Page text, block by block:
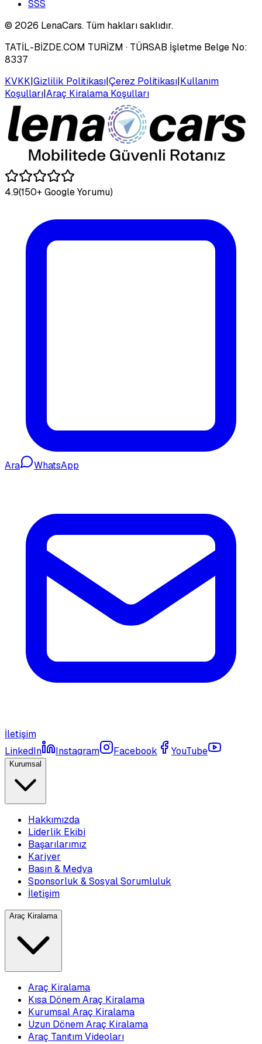
SSS
© 2026 LenaCars. Tüm hakları saklıdır.
TATİL-BİZDE.COM TURİZM · TÜRSAB İşletme Belge No:
8337
KVKK|Gizlilik Politikası|Çerez Politikası|Kullanım
Koşulları|Araç Kiralama Koşulları
4.9(150+ Google Yorumu)
Ara WhatsApp
İletişim
LinkedIn
Instagram Facebook YouTube
Kurumsal
Hakkımızda
Liderlik Ekibi
Başarılarımız
Kariyer
Basın & Medya
Sponsorluk & Sosyal Sorumluluk
İletişim
Araç Kiralama
Araç Kiralama
Kısa Dönem Araç Kiralama
Kurumsal Araç Kiralama
Uzun Dönem Araç Kiralama
Araç Tanıtım Videoları